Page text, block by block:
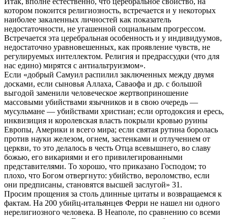
котором покоится религиозность, встречается и у некоторых
наиболее закаленных личностей как показатель
недостаточности, не угашенной социальным прогрессом.
Встречается эта церебральная особенность и у индивидуумов,
недостаточно уравновешенных, как проявление чувств, не
регулируемых интеллектом. Религия и предрассудки (что для
нас едино) мирятся с антиальтруизмом».
Если «добрый Самуил распилил заключенных между двумя
досками, если сыновья Аллаха, Саваофа и др. с большой
выгодой заменили человеческое жертвоприношение
массовыми убийствами язычников и в свою очередь —
мусульмане — убийствами христиан; если ортодоксия и ересь,
инквизиция и королевская власть покрыли кровью руины
Европы, Америки и всего мира; если святая рутина боролась
против науки железом, огнем, застенками и отлучением от
церкви, то это делалось в честь Отца всевышнего, во славу
божью, его викариями и его привилегированными
представителями. То хорошо, что приказано Господом; то
плохо, что Богом отвергнуто: убийство, вероломство, если
они предписаны, становятся высшей заслугой» 31.
Просим прощения за столь длинные цитаты и возвращаемся к
фактам. На 200 убийц-итальянцев Ферри не нашел ни одного
нерелигиозного человека. В Неаполе, по сравнению со всеми